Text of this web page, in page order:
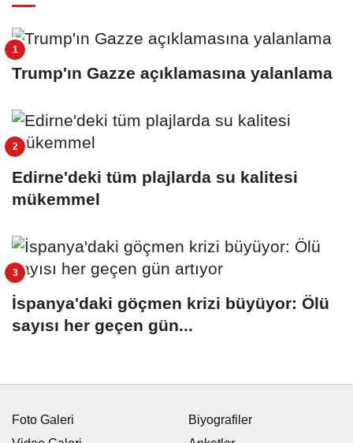
Trump'ın Gazze açıklamasına yalanlama
Edirne'deki tüm plajlarda su kalitesi
mükemmel
İspanya'daki göçmen krizi büyüyor: Ölü
sayısı her geçen gün...
Foto Galeri
Biyografiler